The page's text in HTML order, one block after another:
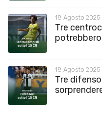
18 Agosto 2025
Tre
18 Agosto 2025
Tre